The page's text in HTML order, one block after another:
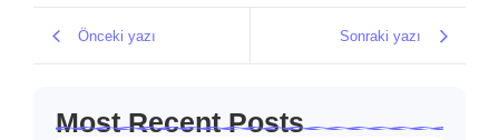
Önceki yazı Sonraki yazı
Most Recent Posts